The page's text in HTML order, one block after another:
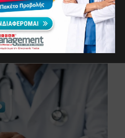
Social media για γιατρούς: τι